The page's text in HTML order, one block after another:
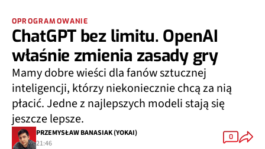
OPROGRAMOWANIE
ChatGPT bez limitu. OpenAI
właśnie zmienia zasady gry
Mamy dobre wieści dla fanów sztucznej
inteligencji, którzy niekoniecznie chcą za nią
płacić. Jedne z najlepszych modeli stają się
jeszcze lepsze.
PRZEMYSŁAW BANASIAK (YOKAI)
21:46
0